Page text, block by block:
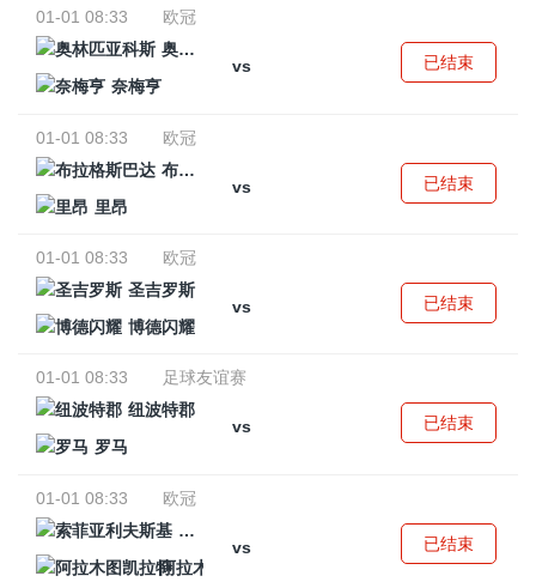
01-01 08:33
欧冠
奥林匹亚科斯
vs
奈梅亨
已结束
01-01 08:33
欧冠
布拉格斯巴达
vs
里昂
已结束
01-01 08:33
欧冠
圣吉罗斯
vs
博德闪耀
已结束
01-01 08:33
足球友谊赛
纽波特郡
vs
罗马
已结束
01-01 08:33
欧冠
索菲亚利夫斯基
vs
阿拉木图凯拉特
已结束